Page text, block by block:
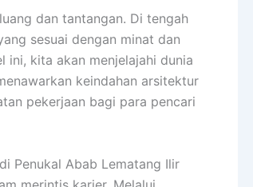
dan tantangan. Di tengah
sesuai dengan minat dan
ini, kita akan menjelajahi dunia
keindahan arsitektur
pekerjaan bagi para pencari
Penukal Abab Lematang Ilir